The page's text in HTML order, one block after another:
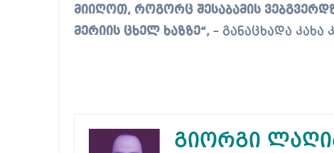
მიიღოთ, როგორც შესაბამის
მერიის ცხელ ხაზზე“, – განაცხადა კახა
გიორგი